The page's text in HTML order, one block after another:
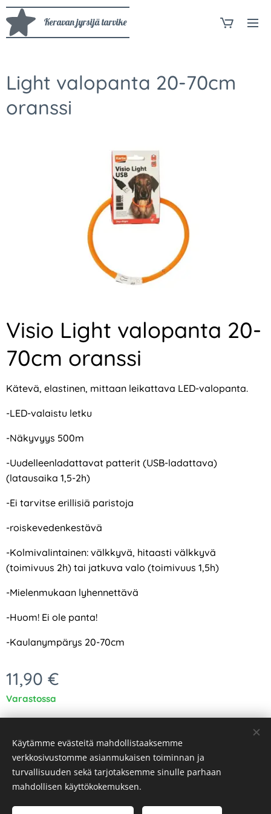
Keravan jyrsijä tarvike
Light valopanta 20-70cm
oranssi
Visio Light valopanta 20-
70cm oranssi
Kätevä, elastinen, mittaan leikattava LED-valopanta.
-LED-valaistu letku
-Näkyvyys 500m
-Uudelleenladattavat patterit (USB-ladattava)
(latausaika 1,5-2h)
-Ei tarvitse erillisiä paristoja
-roiskevedenkestävä
-Kolmivalintainen: välkkyvä, hitaasti välkkyvä
(toimivuus 2h) tai jatkuva valo (toimivuus 1,5h)
-Mielenmukaan lyhennettävä
-Huom! Ei ole panta!
-Kaulanympärys 20-70cm
11,90 €
Varastossa
Evästeet
Käytämme evästeitä mahdollistaaksemme
verkkosivustomme asianmukaisen toiminnan ja
turvallisuuden sekä tarjotaksemme sinulle parhaan
mahdollisen käyttökokemuksen.